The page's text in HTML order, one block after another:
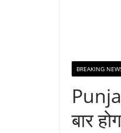
BREAKING
बार